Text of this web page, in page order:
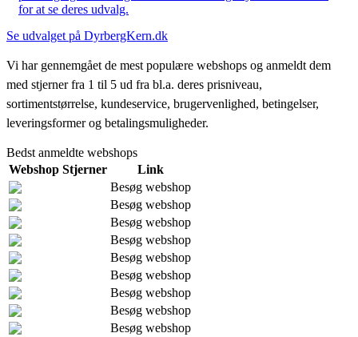
for at se deres udvalg.
Se udvalget på DyrbergKern.dk
Vi har gennemgået de mest populære webshops og anmeldt dem
med stjerner fra 1 til 5 ud fra bl.a. deres prisniveau,
sortimentstørrelse, kundeservice, brugervenlighed, betingelser,
leveringsformer og betalingsmuligheder.
Bedst anmeldte webshops
Webshop Stjerner
Link
Besøg webshop
Besøg webshop
Besøg webshop
Besøg webshop
Besøg webshop
Besøg webshop
Besøg webshop
Besøg webshop
Besøg webshop